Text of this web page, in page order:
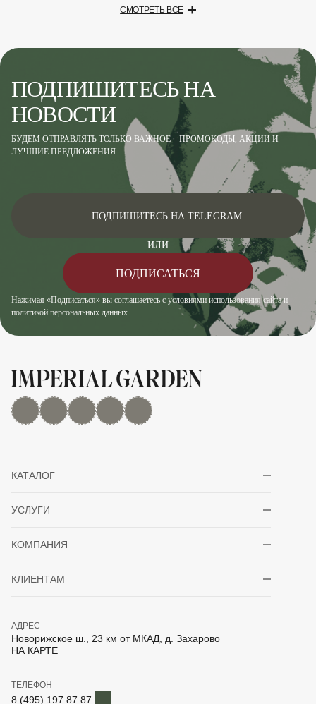
СМОТРЕТЬ ВСЕ
ПОДПИШИТЕСЬ НА
НОВОСТИ
БУДЕМ ОТПРАВЛЯТЬ ТОЛЬКО ВАЖНОЕ – ПРОМОКОДЫ, АКЦИИ И
ЛУЧШИЕ ПРЕДЛОЖЕНИЯ
Нажимая «Подписаться» вы соглашаетесь с условиями использования сайта и
политикой персональных данных
ПОДПИШИТЕСЬ НА TELEGRAM
ИЛИ
ПОДПИСАТЬСЯ
MAX Дзен YouTuberutubeTelegram
КАТАЛОГ
УСЛУГИ
КОМПАНИЯ
КЛИЕНТАМ
АДРЕС
Новорижское ш., 23 км от МКАД, д. Захарово
НА КАРТЕ
ТЕЛЕФОН
8 (495) 197 87 87